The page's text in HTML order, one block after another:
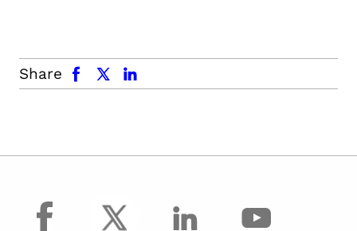
Share
facebook x.com linkedin
facebook